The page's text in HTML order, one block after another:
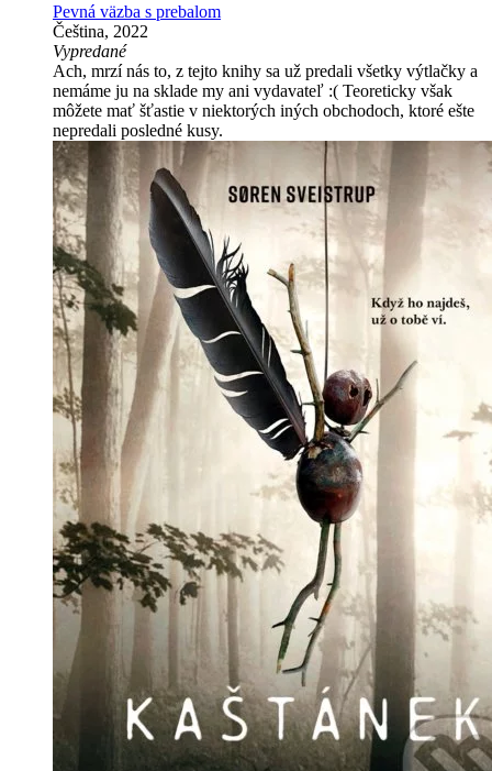
Pevná väzba s prebalom
Čeština, 2022
Vypredané
Ach, mrzí nás to, z tejto knihy sa už predali všetky výtlačky a
nemáme ju na sklade my ani vydavateľ :( Teoreticky však
môžete mať šťastie v niektorých iných obchodoch, ktoré ešte
nepredali posledné kusy.